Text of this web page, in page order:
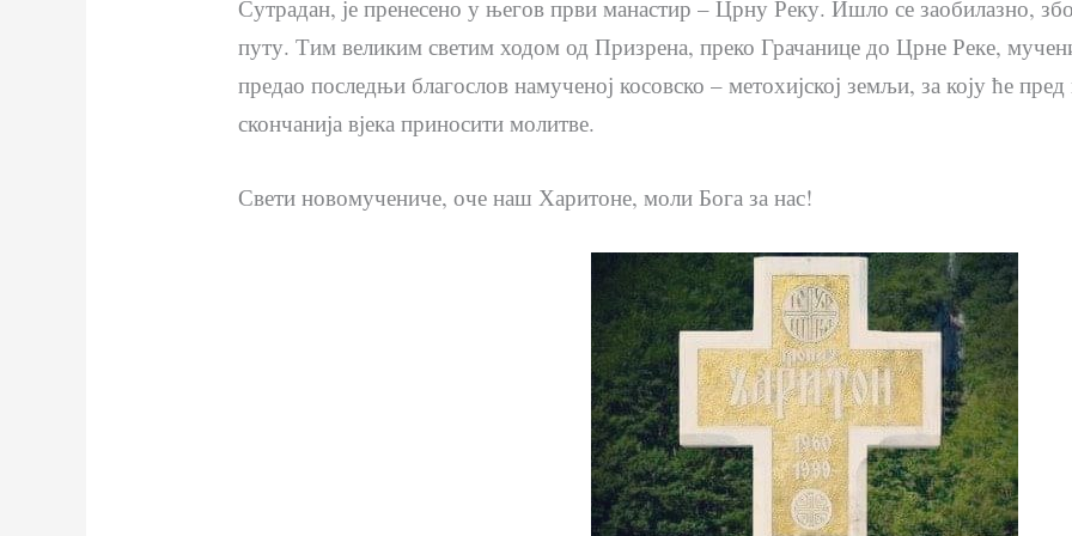
Сутрадан, је пренесено у његов први манастир – Црну Реку. Ишло се заобилазно,
путу. Тим великим светим ходом од Призрена, преко Грачанице до Црне Реке,
предао последњи благослов намученој косовско – метохијској земљи, за коју ће
скончанија вјека приносити молитве.
Свети новомучениче, оче наш Харитоне, моли Бога за нас!